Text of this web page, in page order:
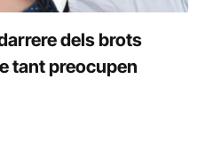
dels brots
tant preocupen